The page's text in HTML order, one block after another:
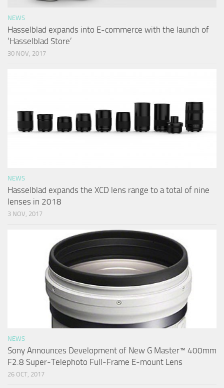
NEWS
Hasselblad expands into E-commerce with the launch of
‘Hasselblad Store’
30 NOV, 2017
NEWS
Hasselblad expands the XCD lens range to a total of nine
lenses in 2018
3 NOV, 2017
NEWS
Sony Announces Development of New G Master™ 400mm
F2.8 Super-Telephoto Full-Frame E-mount Lens
26 OCT, 2017